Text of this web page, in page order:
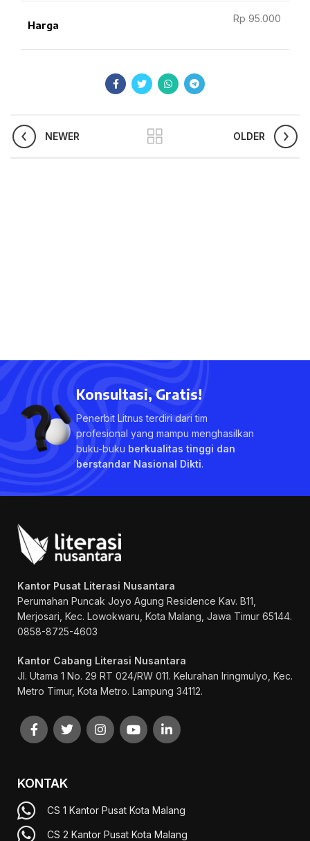
Harga
Rp 95.000
NEWER OLDER
Konsultasi, Gratis!
Penerbit Litnus terdiri dari tim
profesional yang mampu menghasilkan
buku-buku berkualitas tinggi dan
berstandar Nasional Dikti.
Kantor Pusat Literasi Nusantara
Perumahan Puncak Joyo Agung Residence Kav. B11,
Merjosari, Kec. Lowokwaru, Kota Malang, Jawa Timur 65144.
0858-8725-4603
Kantor Cabang Literasi Nusantara
Jl. Utama 1 No. 29 RT 024/RW 011. Kelurahan Iringmulyo, Kec.
Metro Timur, Kota Metro. Lampung 34112.
KONTAK
CS 1 Kantor Pusat Kota Malang
CS 2 Kantor Pusat Kota Malang